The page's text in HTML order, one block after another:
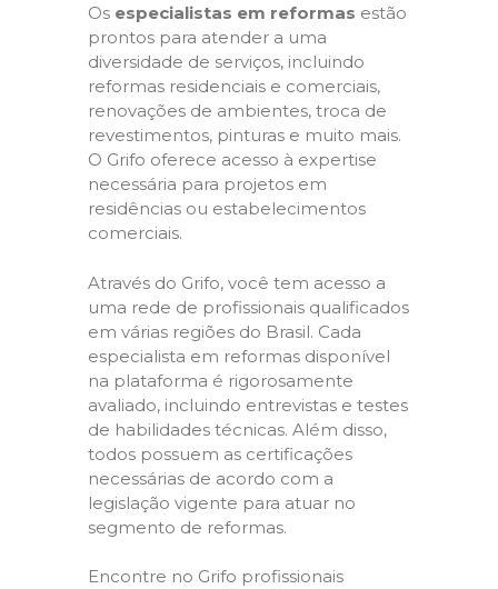
Os especialistas em reformas estão
prontos para atender a uma
diversidade de serviços, incluindo
reformas residenciais e comerciais,
renovações de ambientes, troca de
revestimentos, pinturas e muito mais.
O Grifo oferece acesso à expertise
necessária para projetos em
residências ou estabelecimentos
comerciais.
Através do Grifo, você tem acesso a
uma rede de profissionais qualificados
em várias regiões do Brasil. Cada
especialista em reformas disponível
na plataforma é rigorosamente
avaliado, incluindo entrevistas e testes
de habilidades técnicas. Além disso,
todos possuem as certificações
necessárias de acordo com a
legislação vigente para atuar no
segmento de reformas.
Encontre no Grifo profissionais